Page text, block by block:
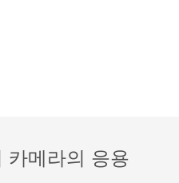
카메라의 응용